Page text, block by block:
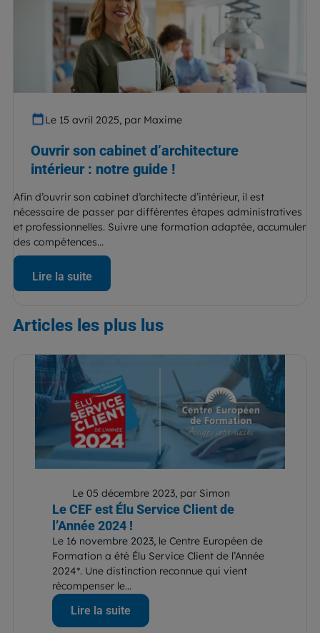
Le 15 avril 2025, par Maxime
Ouvrir son cabinet d’architecture
intérieur : notre guide !
Afin d’ouvrir son cabinet d’architecte d’intérieur, il est
nécessaire de passer par différentes étapes administratives
et professionnelles. Suivre une formation adaptée, accumuler
des compétences...
Lire la suite
Articles les plus lus
Le 05 décembre 2023, par Simon
Le CEF est Élu Service Client de
l’Année 2024 !
Le 16 novembre 2023, le Centre Européen de
Formation a été Élu Service Client de l’Année
2024*. Une distinction reconnue qui vient
récompenser le...
Lire la suite